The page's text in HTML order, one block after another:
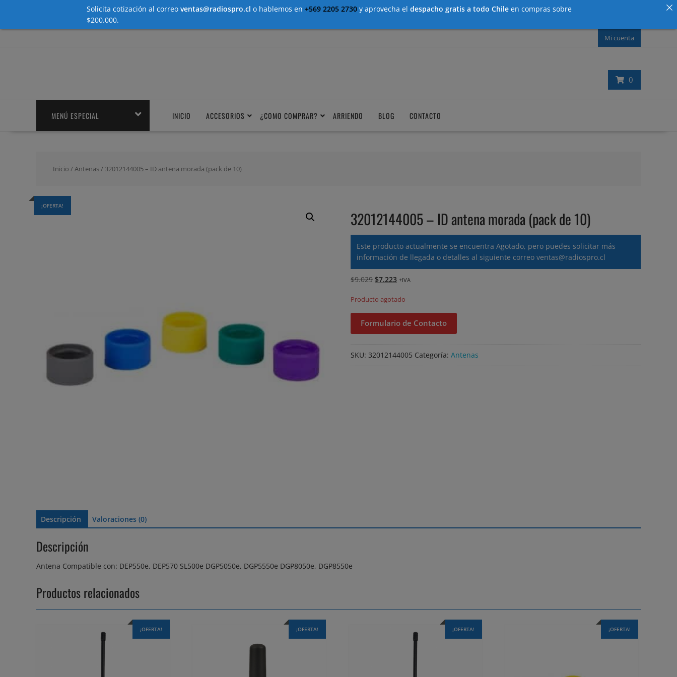
Mi cuenta
0
MENÚ ESPECIAL INICIO ACCESORIOS ¿COMO COMPRAR? ARRIENDO BLOG CONTACTO
Inicio /Antenas/ 32012144005 – ID antena morada (pack de 10)
¡OFERTA!
32012144005 – ID antena morada (pack de 10)
Este producto actualmente se encuentra Agotado, pero puedes solicitar más
información de llegada o detalles al siguiente correo ventas@radiospro.cl
$9.029 El
original
era:
$9.029.
$7.223El
actual
es:
$7.223.
+IVA
Producto agotado
Formulario de Contacto
SKU: 32012144005 Categoría: Antenas
Descripción Valoraciones (0)
Descripción
Antena Compatible con: DEP550e, DEP570 SL500e DGP5050e, DGP5550e DGP8050e, DGP8550e
Productos relacionados
¡OFERTA! ¡OFERTA! ¡OFERTA! ¡OFERTA!
Solicita cotización al correo ventas@radiospro.cl o hablemos en +569 2205 2730 y aprovecha el despacho gratis a todo Chile en compras sobre
$200.000.